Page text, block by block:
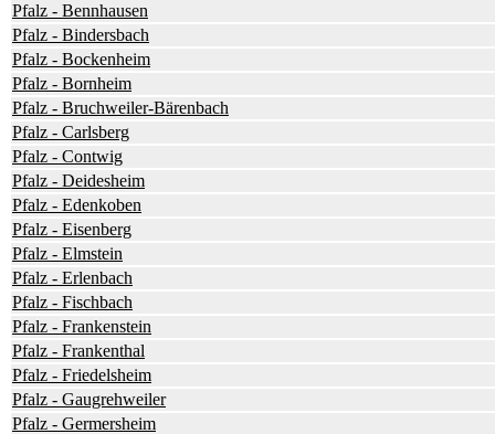
Pfalz - Bennhausen
Pfalz - Bindersbach
Pfalz - Bockenheim
Pfalz - Bornheim
Pfalz - Bruchweiler-Bärenbach
Pfalz - Carlsberg
Pfalz - Contwig
Pfalz - Deidesheim
Pfalz - Edenkoben
Pfalz - Eisenberg
Pfalz - Elmstein
Pfalz - Erlenbach
Pfalz - Fischbach
Pfalz - Frankenstein
Pfalz - Frankenthal
Pfalz - Friedelsheim
Pfalz - Gaugrehweiler
Pfalz - Germersheim